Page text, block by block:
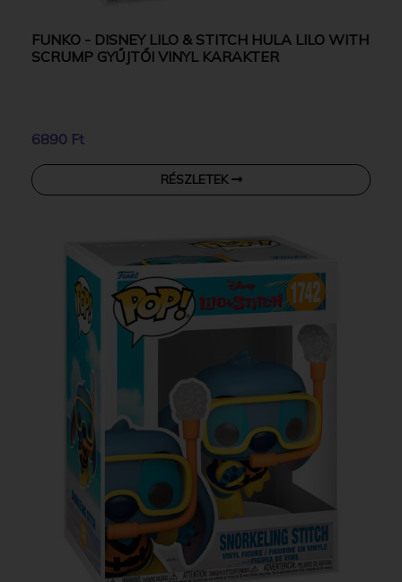
FUNKO - DISNEY LILO & STITCH HULA LILO WITH
SCRUMP GYŰJTŐI VINYL KARAKTER
6890 Ft
RÉSZLETEK